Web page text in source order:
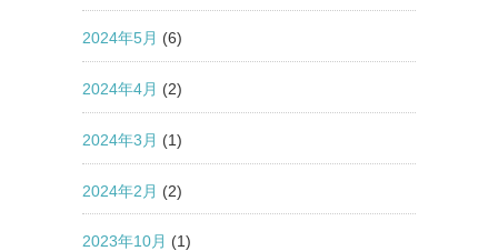
2024年5月 (6)
2024年4月 (2)
2024年3月 (1)
2024年2月 (2)
2023年10月 (1)